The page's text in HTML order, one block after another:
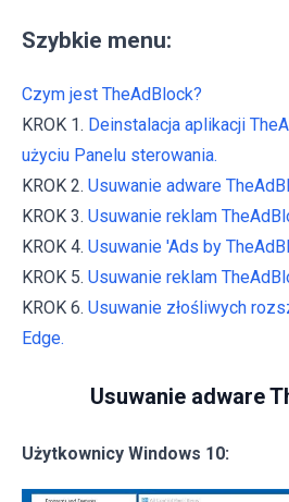
Szybkie menu:
Czym jest TheAdBlock?
KROK 1. Deinstalacja aplikacji
użyciu Panelu sterowania.
KROK 2. Usuwanie adware
KROK 3. Usuwanie reklam
KROK 4. Usuwanie 'Ads by
KROK 5. Usuwanie reklam
KROK 6. Usuwanie złośliwych
Edge.
Usuwanie adware
Użytkownicy Windows 10: